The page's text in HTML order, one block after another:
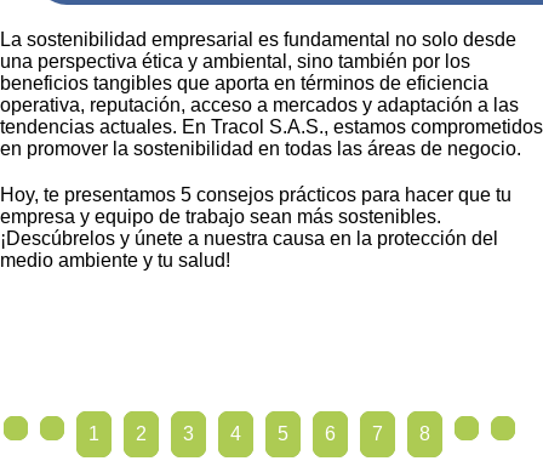
La sostenibilidad empresarial es fundamental no solo desde
una perspectiva ética y ambiental, sino también por los
beneficios tangibles que aporta en términos de eficiencia
operativa, reputación, acceso a mercados y adaptación a las
tendencias actuales. En Tracol S.A.S., estamos comprometidos
en promover la sostenibilidad en todas las áreas de negocio.
Hoy, te presentamos 5 consejos prácticos para hacer que tu
empresa y equipo de trabajo sean más sostenibles.
¡Descúbrelos y únete a nuestra causa en la protección del
medio ambiente y tu salud!
1 2 3 4 5 6 7 8